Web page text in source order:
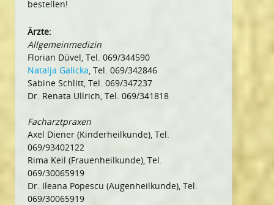
bestellen!
Ärzte:
Allgemeinmedizin
Florian Düvel, Tel. 069/344590
Natalja Galicka, Tel. 069/342846
Sabine Schlitt, Tel. 069/347237
Dr. Renata Ullrich, Tel. 069/341818
Facharztpraxen
Axel Diener (Kinderheilkunde), Tel.
069/93402122
Rima Keil (Frauenheilkunde), Tel.
069/30065919
Dr. Ileana Popescu (Augenheilkunde), Tel.
069/30065919